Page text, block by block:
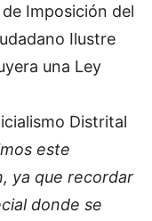
Imposición del
Ilustre
una Ley
Distrital
este
ya que recordar
donde se